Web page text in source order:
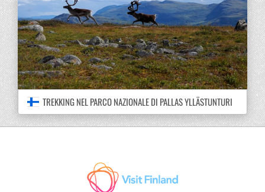
TREKKING NEL PARCO NAZIONALE DI PALLAS YLLÄSTUNTURI